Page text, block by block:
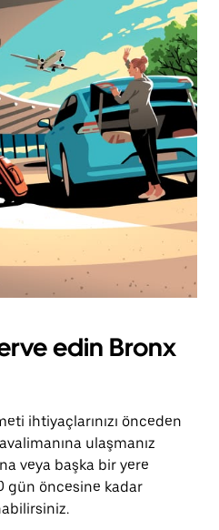
edin Bronx
ihtiyaçlarınızı önceden
ulaşmanız
veya başka bir yere
gün öncesine kadar